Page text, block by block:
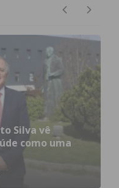
Silva vê
como uma